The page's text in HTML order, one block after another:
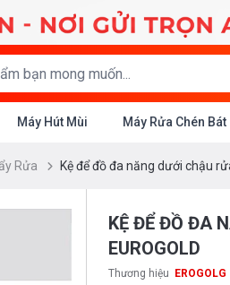
Máy Hút Mùi Máy Rửa Chén Bát
Rửa Kệ để đồ đa năng dưới chậu
KỆ ĐỂ ĐỒ ĐA
EUROGOLD
Thương hiệu EROGOLG